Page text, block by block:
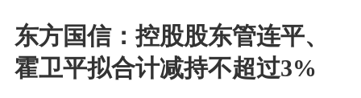
东方国信：控股股东管连平、
霍卫平拟合计减持不超过3%